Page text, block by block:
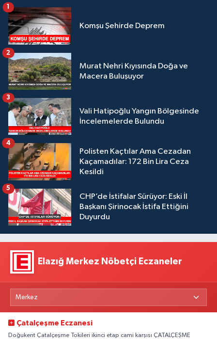
Komşu Şehirde Deprem
Murat Nehri Kıyısında Doğa ve
Macera Buluşuyor
2
Vali Hatipoğlu Yangın Bölgesinde
İncelemelerde Bulundu
3
Polisten Kaçtılar Ama Cezadan
Kaçamadılar: 172 Bin Lira Ceza
Kesildi
4
CHP’de İstifalar Sürüyor: Eski İl
Başkanı Şirinocak İstifa Ettiğini
Duyurdu
5
Elazığ Merkez Nöbetçi Eczaneler
Çatalçeşme Eczanesi
Doğukent Çatalçeşme Tokileri ikinci etap cami karşısı ÇATALÇEŞME